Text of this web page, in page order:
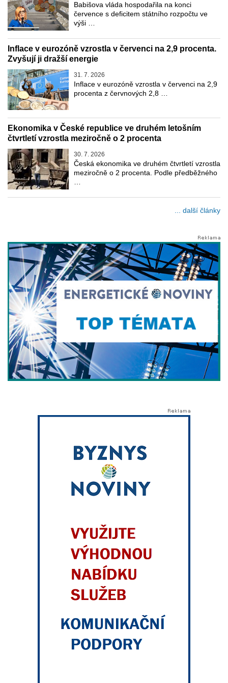
Babišova vláda hospodařila na konci
července s deficitem státního rozpočtu ve
výši …
Inflace v eurozóně vzrostla v červenci na 2,9 procenta.
Zvyšují ji dražší energie
31. 7. 2026
Inflace v eurozóně vzrostla v červenci na 2,9
procenta z červnových 2,8 …
Ekonomika v České republice ve druhém letošním
čtvrtletí vzrostla meziročně o 2 procenta
30. 7. 2026
Česká ekonomika ve druhém čtvrtletí vzrostla
meziročně o 2 procenta. Podle předběžného
... další články